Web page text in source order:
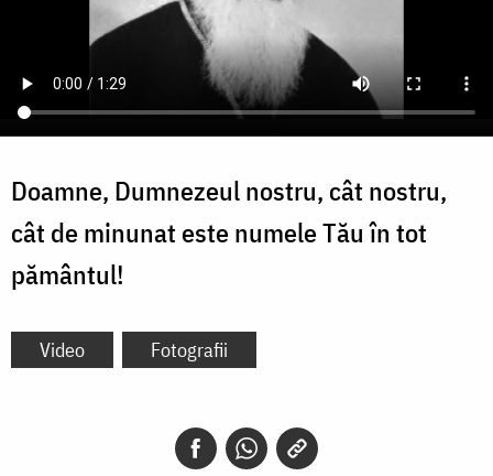
Doamne, Dumnezeul nostru, cât nostru,
cât de minunat este numele Tău în tot
pământul!
Video Fotografii